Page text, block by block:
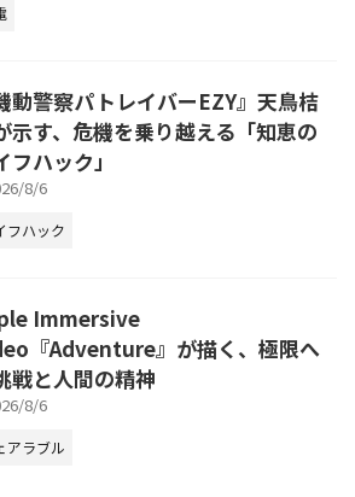
動警察パトレイバーEZY』天鳥桔
示す、危機を乗り越える「知恵の
フハック」
8/6
フハック
Immersive
『Adventure』が描く、極限へ
戦と人間の精神
8/6
アラブル